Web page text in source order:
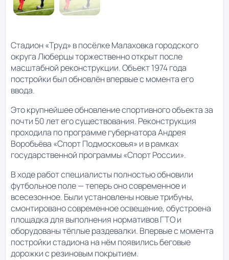
Стадион «Труд» в посёлке Малаховка городского
округа Люберцы торжественно открыт после
масштабной реконструкции. Объект 1974 года
постройки был обновлён впервые с момента его
ввода.
Это крупнейшее обновление спортивного объекта за
почти 50 лет его существования. Реконструкция
проходила по программе губернатора Андрея
Воробьёва «Спорт Подмосковья» и в рамках
государственной программы «Спорт России».
В ходе работ специалисты полностью обновили
футбольное поле — теперь оно современное и
всесезонное. Были установлены новые трибуны,
смонтировано современное освещение, обустроена
площадка для выполнения нормативов ГТО и
оборудованы тёплые раздевалки. Впервые с момента
постройки стадиона на нём появились беговые
дорожки с резиновым покрытием.